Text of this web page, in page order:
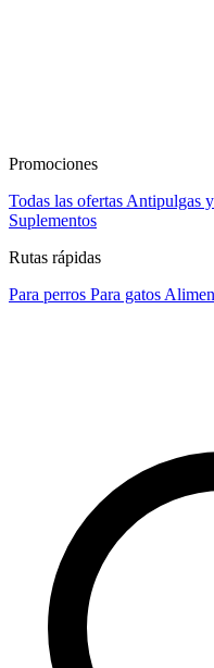
Promociones
Todas las ofertas Antipulgas
Suplementos
Rutas rápidas
Para perros Para gatos